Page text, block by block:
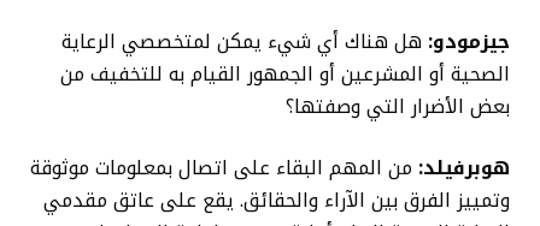
جيزمودو: هل هناك أي شيء يمكن لمتخصصي الرعاية
الصحية أو المشرعين أو الجمهور القيام به للتخفيف من
بعض الأضرار التي وصفتها؟
هوبرفيلد: من المهم البقاء على اتصال بمعلومات موثوقة
وتمييز الفرق بين الآراء والحقائق. يقع على عاتق مقدمي